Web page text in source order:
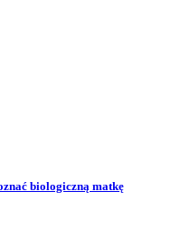
biologiczną matkę